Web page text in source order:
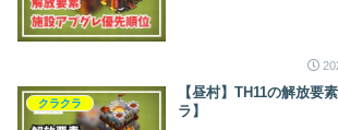
クラクラ
【昼村】TH11の解放要
ラ】